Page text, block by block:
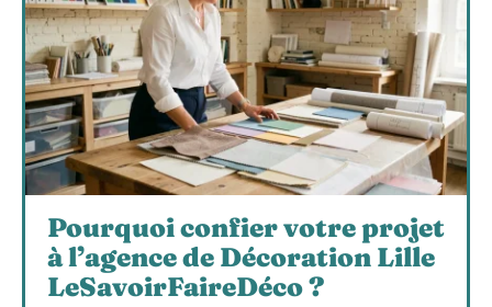
Pourquoi confier votre projet
à l’agence de Décoration Lille
LeSavoirFaireDéco ?